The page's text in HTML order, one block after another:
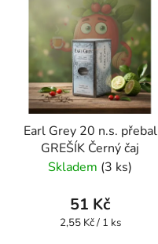
Earl Grey 20 n.s. přebal
GREŠÍK Černý čaj
Skladem (3 ks)
51 Kč
Měrná
2,55 Kč / 1 ks